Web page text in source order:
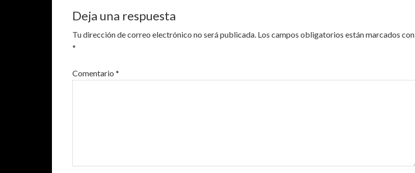
Deja una respuesta
Tu dirección de correo electrónico no será publicada. Los campos obligatorios están marcados con
*
Comentario *